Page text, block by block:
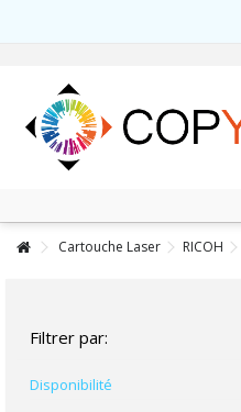
Cartouche Laser RICOH
Filtrer par:
Disponibilité